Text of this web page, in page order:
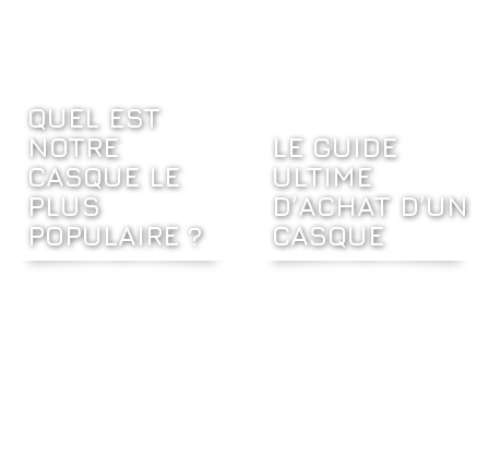
QUEL EST
NOTRE
CASQUE LE
PLUS
POPULAIRE ?
LE GUIDE
ULTIME
D’ACHAT D’UN
CASQUE